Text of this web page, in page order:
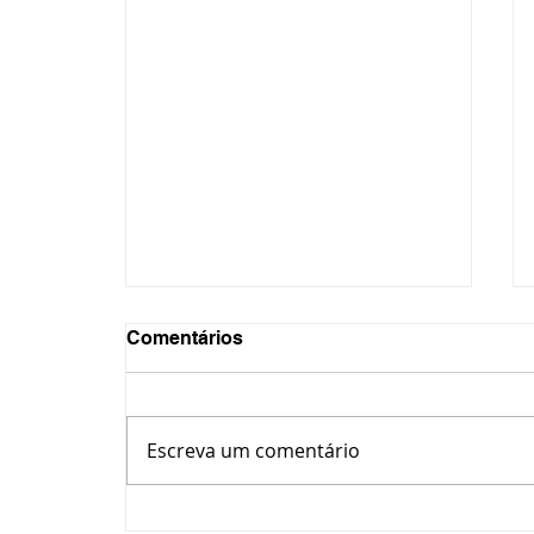
Comentários
Escreva um comentário